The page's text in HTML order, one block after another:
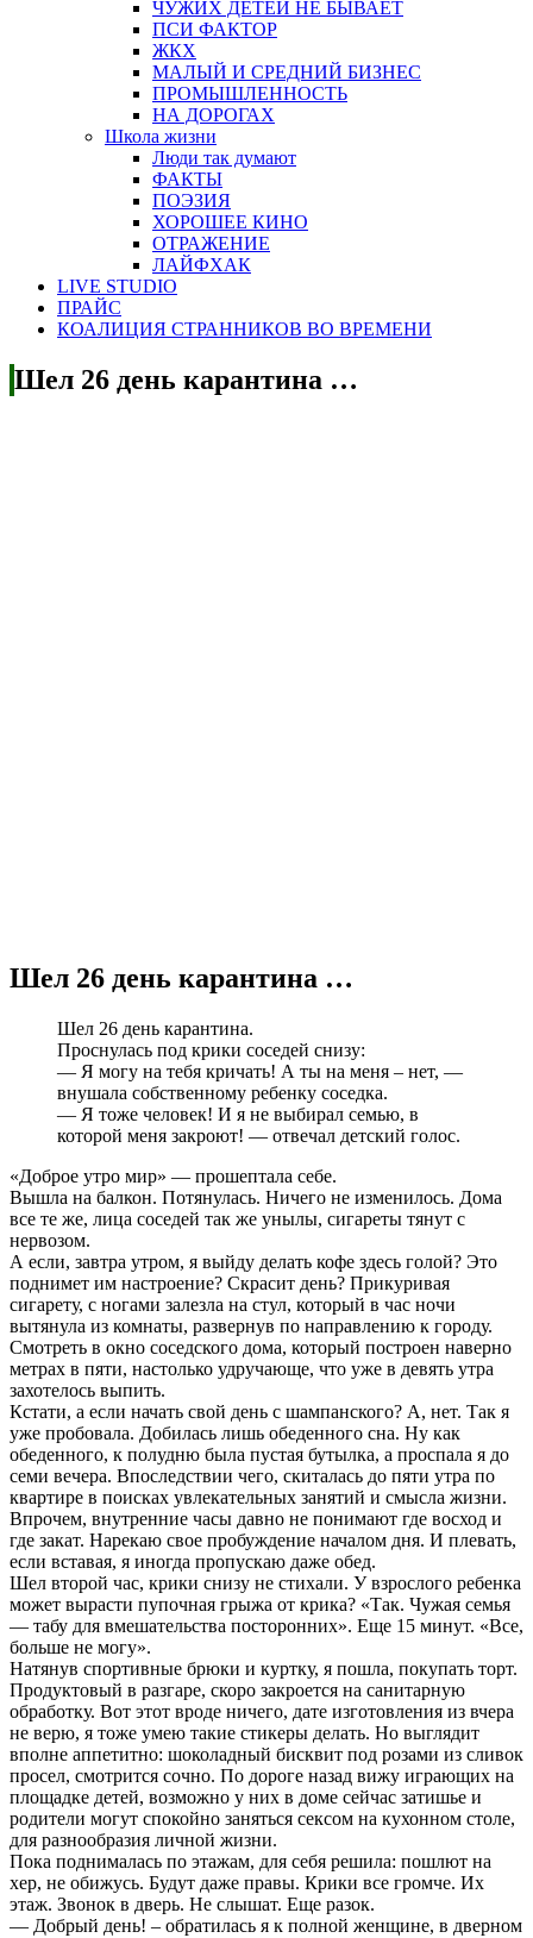
ЧУЖИХ ДЕТЕЙ НЕ БЫВАЕТ
ПСИ ФАКТОР
ЖКХ
МАЛЫЙ И СРЕДНИЙ БИЗНЕС
ПРОМЫШЛЕННОСТЬ
НА ДОРОГАХ
Школа жизни
Люди так думают
ФАКТЫ
ПОЭЗИЯ
ХОРОШЕЕ КИНО
ОТРАЖЕНИЕ
ЛАЙФХАК
LIVE STUDIO
ПРАЙС
КОАЛИЦИЯ СТРАННИКОВ ВО ВРЕМЕНИ
Шел 26 день карантина …
Шел 26 день карантина …
Шел 26 день карантина.
Проснулась под крики соседей снизу:
— Я могу на тебя кричать! А ты на меня – нет, —
внушала собственному ребенку соседка.
— Я тоже человек! И я не выбирал семью, в
которой меня закроют! — отвечал детский голос.
«Доброе утро мир» — прошептала себе.
Вышла на балкон. Потянулась. Ничего не изменилось. Дома
все те же, лица соседей так же унылы, сигареты тянут с
нервозом.
А если, завтра утром, я выйду делать кофе здесь голой? Это
поднимет им настроение? Скрасит день? Прикуривая
сигарету, с ногами залезла на стул, который в час ночи
вытянула из комнаты, развернув по направлению к городу.
Смотреть в окно соседского дома, который построен наверно
метрах в пяти, настолько удручающе, что уже в девять утра
захотелось выпить.
Кстати, а если начать свой день с шампанского? А, нет. Так я
уже пробовала. Добилась лишь обеденного сна. Ну как
обеденного, к полудню была пустая бутылка, а проспала я до
семи вечера. Впоследствии чего, скиталась до пяти утра по
квартире в поисках увлекательных занятий и смысла жизни.
Впрочем, внутренние часы давно не понимают где восход и
где закат. Нарекаю свое пробуждение началом дня. И плевать,
если вставая, я иногда пропускаю даже обед.
Шел второй час, крики снизу не стихали. У взрослого ребенка
может вырасти пупочная грыжа от крика? «Так. Чужая семья
— табу для вмешательства посторонних». Еще 15 минут. «Все,
больше не могу».
Натянув спортивные брюки и куртку, я пошла, покупать торт.
Продуктовый в разгаре, скоро закроется на санитарную
обработку. Вот этот вроде ничего, дате изготовления из вчера
не верю, я тоже умею такие стикеры делать. Но выглядит
вполне аппетитно: шоколадный бисквит под розами из сливок
просел, смотрится сочно. По дороге назад вижу играющих на
площадке детей, возможно у них в доме сейчас затишье и
родители могут спокойно заняться сексом на кухонном столе,
для разнообразия личной жизни.
Пока поднималась по этажам, для себя решила: пошлют на
хер, не обижусь. Будут даже правы. Крики все громче. Их
этаж. Звонок в дверь. Не слышат. Еще разок.
— Добрый день! – обратилась я к полной женщине, в дверном